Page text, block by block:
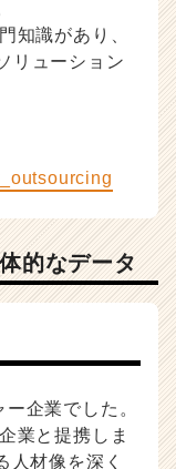
知識があり、
リューション
的なデータ
企業でした。
業と提携しま
人材像を深く